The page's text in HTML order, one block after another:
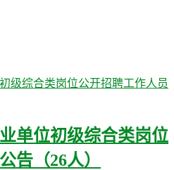
单位初级综合类岗位
告（26人）